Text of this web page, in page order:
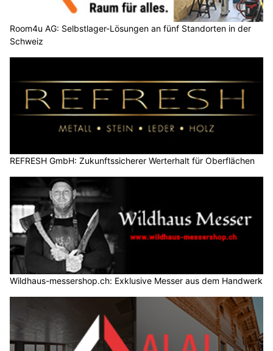
Room4u AG: Selbstlager-Lösungen an fünf Standorten in der
Schweiz
REFRESH GmbH: Zukunftssicherer Werterhalt für Oberflächen
Wildhaus-messershop.ch: Exklusive Messer aus dem Handwerk